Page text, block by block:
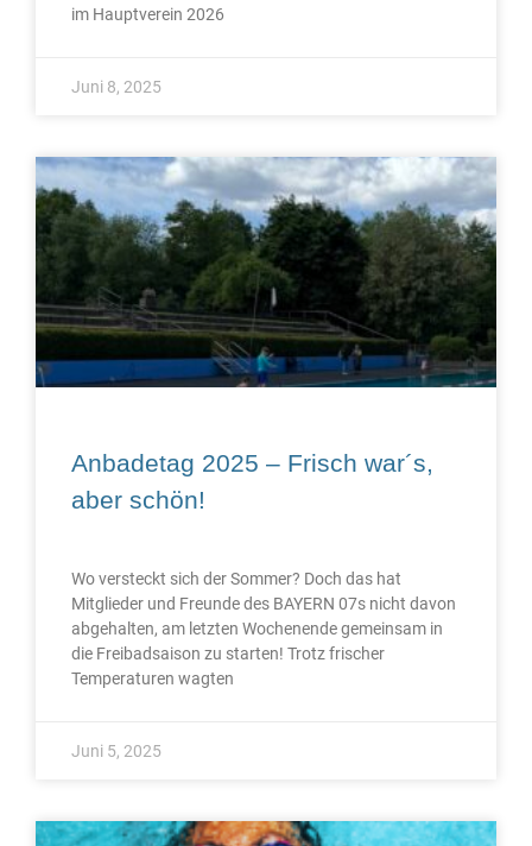
im Hauptverein 2026
Juni 8, 2025
Anbadetag 2025 – Frisch war´s,
aber schön!
Wo versteckt sich der Sommer? Doch das hat
Mitglieder und Freunde des BAYERN 07s nicht davon
abgehalten, am letzten Wochenende gemeinsam in
die Freibadsaison zu starten! Trotz frischer
Temperaturen wagten
Juni 5, 2025